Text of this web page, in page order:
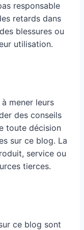
responsable
retards dans
blessures ou
utilisation.
mener leurs
des conseils
toute décision
sur ce blog. La
service ou
tierces.
ce blog sont